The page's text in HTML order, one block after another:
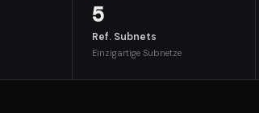
5
Ref. Subnets
Einzigartige Subnetze